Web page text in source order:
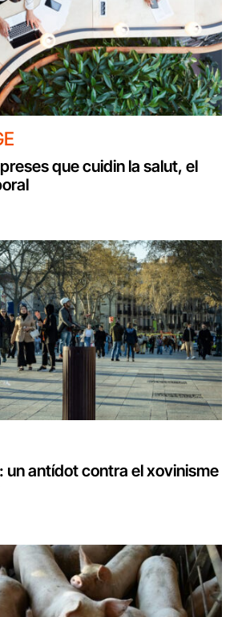
que cuidin la salut, el
un antídot contra el xovinisme